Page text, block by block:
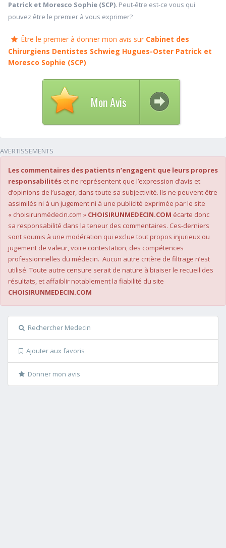
Patrick et Moresco Sophie (SCP). Peut-être est-ce vous qui
pouvez être le premier à vous exprimer?
Être le premier à donner mon avis sur Cabinet des
Chirurgiens Dentistes Schwieg Hugues-Oster Patrick et
Moresco Sophie (SCP)
Mon Avis
AVERTISSEMENTS
Les commentaires des patients n’engagent que leurs propres
responsabilités et ne représentent que l’expression d’avis et
d’opinions de l’usager, dans toute sa subjectivité. Ils ne peuvent être
assimilés ni à un jugement ni à une publicité exprimée par le site
« choisirunmédecin.com » CHOISIRUNMEDECIN.COM écarte donc
sa responsabilité dans la teneur des commentaires. Ces-derniers
sont soumis à une modération qui exclue tout propos injurieux ou
jugement de valeur, voire contestation, des compétences
professionnelles du médecin. Aucun autre critère de filtrage n’est
utilisé. Toute autre censure serait de nature à biaiser le recueil des
résultats, et affaiblir notablement la fiabilité du site
CHOISIRUNMEDECIN.COM
Rechercher Medecin
Ajouter aux favoris
Donner mon avis